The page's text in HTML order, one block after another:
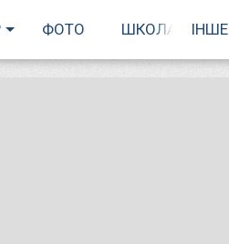
ФОТО ШКОЛА БІГУ
ІНШЕ